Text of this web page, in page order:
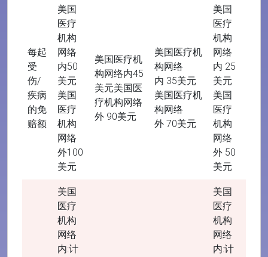
每起
受
伤/
疾病
的免
赔额
美国
医疗
机构
网络
内50
美元
美国
医疗
机构
网络
外100
美元
美国医疗机
构网络内45
美元美国医
疗机构网络
外 90美元
美国医疗机
构网络
内 35美元
美国医疗机
构网络
外 70美元
美国
医疗
机构
网络
内 25
美元
美国
医疗
机构
网络
外 50
美元
美国
医疗
机构
网络
内:计
美国
医疗
机构
网络
内:计